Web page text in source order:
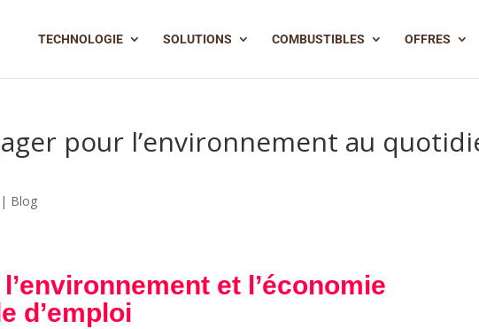
TECHNOLOGIE SOLUTIONS COMBUSTIBLES OFFRES
pour l’environnement au
| Blog
et l’économie
d’emploi